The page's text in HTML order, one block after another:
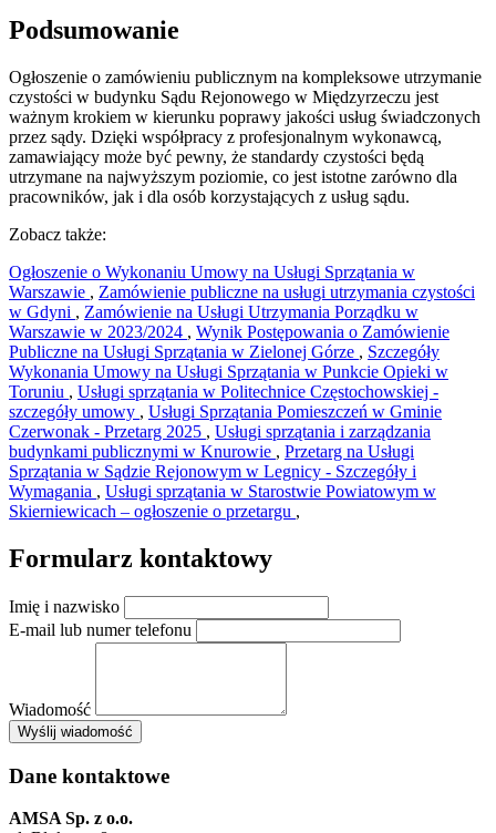
Podsumowanie
Ogłoszenie o zamówieniu publicznym na kompleksowe utrzymanie
czystości w budynku Sądu Rejonowego w Międzyrzeczu jest
ważnym krokiem w kierunku poprawy jakości usług świadczonych
przez sądy. Dzięki współpracy z profesjonalnym wykonawcą,
zamawiający może być pewny, że standardy czystości będą
utrzymane na najwyższym poziomie, co jest istotne zarówno dla
pracowników, jak i dla osób korzystających z usług sądu.
Zobacz także:
Ogłoszenie o Wykonaniu Umowy na Usługi Sprzątania w
Warszawie , Zamówienie publiczne na usługi utrzymania czystości
w Gdyni , Zamówienie na Usługi Utrzymania Porządku w
Warszawie w 2023/2024 , Wynik Postępowania o Zamówienie
Publiczne na Usługi Sprzątania w Zielonej Górze , Szczegóły
Wykonania Umowy na Usługi Sprzątania w Punkcie Opieki w
Toruniu , Usługi sprzątania w Politechnice Częstochowskiej -
szczegóły umowy , Usługi Sprzątania Pomieszczeń w Gminie
Czerwonak - Przetarg 2025 , Usługi sprzątania i zarządzania
budynkami publicznymi w Knurowie , Przetarg na Usługi
Sprzątania w Sądzie Rejonowym w Legnicy - Szczegóły i
Wymagania , Usługi sprzątania w Starostwie Powiatowym w
Skierniewicach – ogłoszenie o przetargu ,
Formularz kontaktowy
Imię i nazwisko
E-mail lub numer telefonu
Wiadomość
Wyślij wiadomośćAMSA Sp. z o.o. - ul. Blokowa 8, Warszawa
+
−
Dane kontaktowe
AMSA Sp. z o.o.